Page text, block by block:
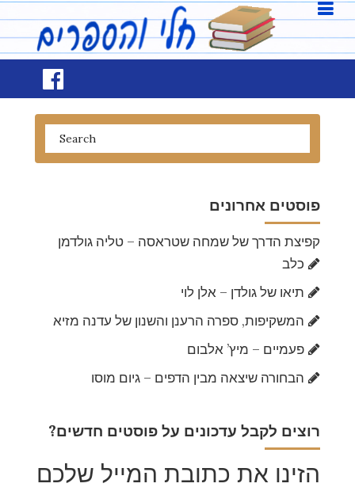
פוסטים אחרונים
קפיצת הדרך של שמחה שטראסה – טליה גולדמן
כלב
תיאו של גולדן – אלן לוי
המשקיפות, ספרה הרענן והשנון של עדנה מזיא
פעמיים – מיץ’ אלבום
הבחורה שיצאה מבין הדפים – גיום מוסו
?רוצים לקבל עדכונים על פוסטים חדשים
הזינו את כתובת המייל שלכם